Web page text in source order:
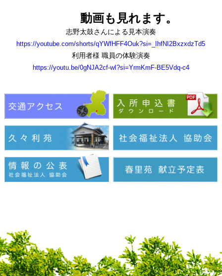
動画も見れます。
志野太鼓さんによる見本演奏
https://youtube.com/shorts/qYWfHFF4Ouk?si=_IhfNI2BxzxdzTd5
利用者様 職員の体験演奏
https://youtu.be/0gNJA2cf-wI?si=YrmKmF-BE5Vdq-c4